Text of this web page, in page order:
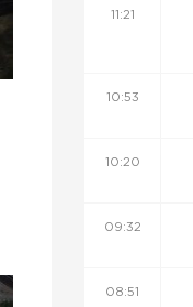
11:21
10:53
10:20
09:32
08:51